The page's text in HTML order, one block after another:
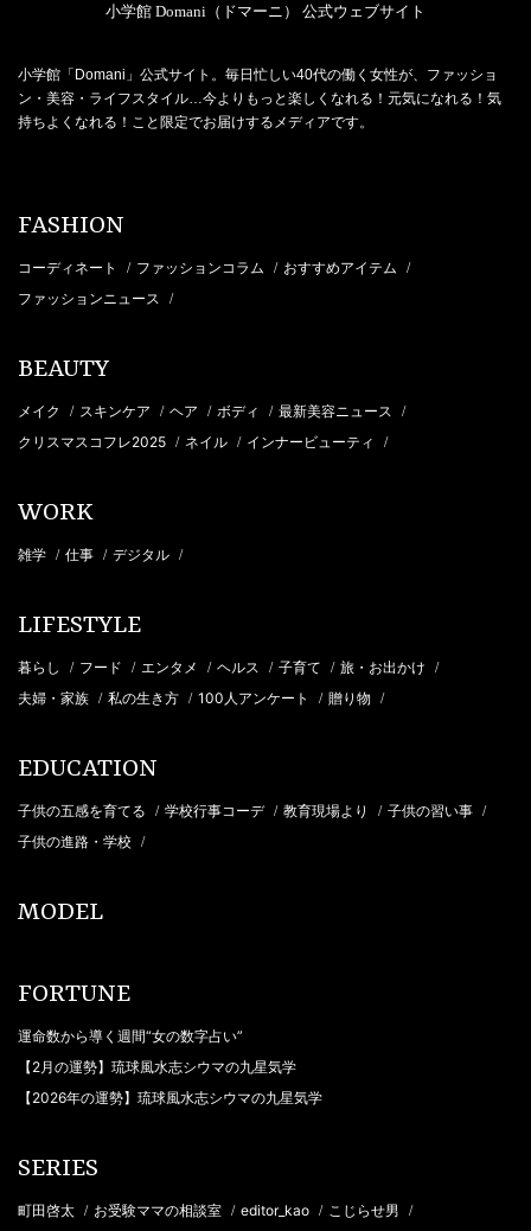
小学館 Domani（ドマーニ） 公式ウェブサイト
小学館「Domani」公式サイト。毎日忙しい40代の働く女性が、ファッショ
ン・美容・ライフスタイル…今よりもっと楽しくなれる！元気になれる！気
持ちよくなれる！こと限定でお届けするメディアです。
FASHION
コーディネート / ファッションコラム / おすすめアイテム /
ファッションニュース /
BEAUTY
メイク / スキンケア / ヘア / ボディ / 最新美容ニュース /
クリスマスコフレ2025 / ネイル / インナービューティ /
WORK
雑学 / 仕事 / デジタル /
LIFESTYLE
暮らし / フード / エンタメ / ヘルス / 子育て / 旅・お出かけ /
夫婦・家族 / 私の生き方 / 100人アンケート / 贈り物 /
EDUCATION
子供の五感を育てる / 学校行事コーデ / 教育現場より / 子供の習い事 /
子供の進路・学校 /
MODEL
FORTUNE
運命数から導く週間“女の数字占い”
【2月の運勢】琉球風水志シウマの九星気学
【2026年の運勢】琉球風水志シウマの九星気学
SERIES
町田啓太 / お受験ママの相談室 / editor_kao / こじらせ男 /